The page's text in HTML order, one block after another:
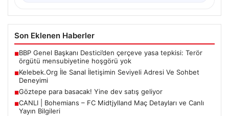
Son Eklenen Haberler
■BBP Genel Başkanı Destici’den çerçeve yasa tepkisi: Terör
örgütü mensubiyetine hoşgörü yok
■Kelebek.Org İle Sanal İletişimin Seviyeli Adresi Ve Sohbet
Deneyimi
■Göztepe para basacak! Yine dev satış geliyor
■CANLI | Bohemians – FC Midtjylland Maç Detayları ve Canlı
Yayın Bilgileri